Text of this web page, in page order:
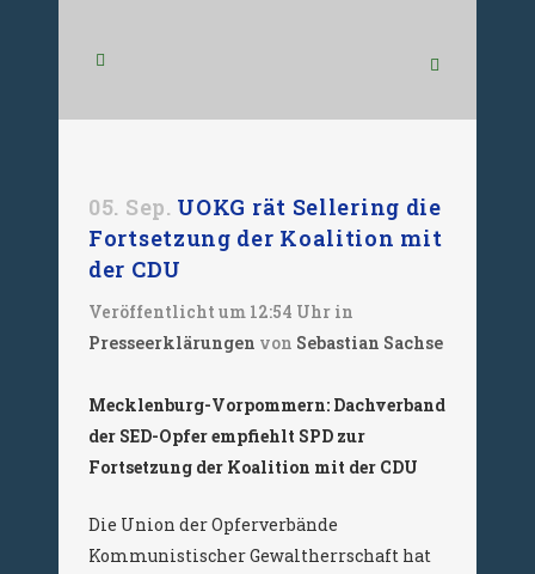
05. Sep. UOKG rät Sellering die
Fortsetzung der Koalition mit
der CDU
Veröffentlicht um 12:54 Uhr in
Presseerklärungen von Sebastian Sachse
Mecklenburg-Vorpommern: Dachverband
der SED-Opfer empfiehlt SPD zur
Fortsetzung der Koalition mit der CDU
Die Union der Opferverbände
Kommunistischer Gewaltherrschaft hat